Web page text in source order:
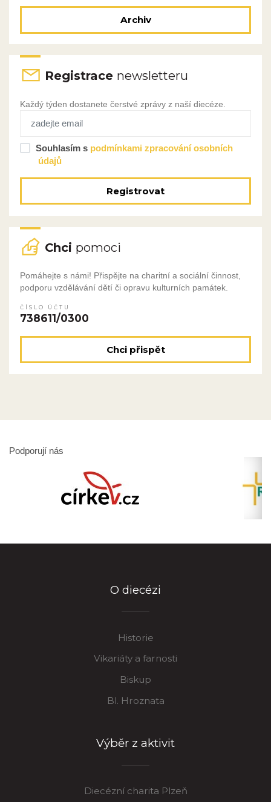
Archiv
Registrace newsletteru
Každý týden dostanete čerstvé zprávy z naší diecéze.
Souhlasím s podmínkami zpracování osobních
údajů
Registrovat
Chci pomoci
Pomáhejte s námi! Přispějte na charitní a sociální činnost,
podporu vzdělávání dětí či opravu kulturních památek.
ČÍSLO ÚČTU
738611/0300
Chci přispět
Podporují nás
O diecézi
Historie
Vikariáty a farnosti
Biskup
Bl. Hroznata
Výběr z aktivit
Diecézní charita Plzeň